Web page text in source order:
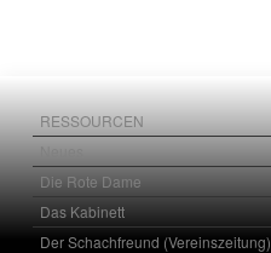
RESSOURCEN
Die Rote Dame
Das Kabinett
Der Schachfreund (Vereinszeitung)